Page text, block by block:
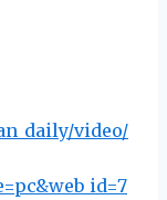
video/